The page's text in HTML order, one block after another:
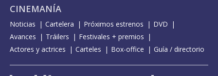
CINEMANÍA
Noticias Cartelera Próximos estrenos
DVD
Avances
Tráilers
Festivales + premios
Actores y actrices
Carteles Box-office Guía / directorio